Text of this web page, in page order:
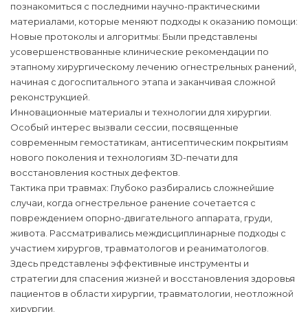
познакомиться с последними научно-практическими
материалами, которые меняют подходы к оказанию помощи:
Новые протоколы и алгоритмы: Были представлены
усовершенствованные клинические рекомендации по
этапному хирургическому лечению огнестрельных ранений,
начиная с догоспитального этапа и заканчивая сложной
реконструкцией.
Инновационные материалы и технологии для хирургии.
Особый интерес вызвали сессии, посвященные
современным гемостатикам, антисептическим покрытиям
нового поколения и технологиям 3D-печати для
восстановления костных дефектов.
Тактика при травмах: Глубоко разбирались сложнейшие
случаи, когда огнестрельное ранение сочетается с
повреждением опорно-двигательного аппарата, груди,
живота. Рассматривались междисциплинарные подходы с
участием хирургов, травматологов и реаниматологов.
Здесь представлены эффективные инструменты и
стратегии для спасения жизней и восстановления здоровья
пациентов в области хирургии, травматологии, неотложной
хирургии.